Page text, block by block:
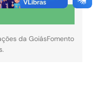
da GoiásFomento